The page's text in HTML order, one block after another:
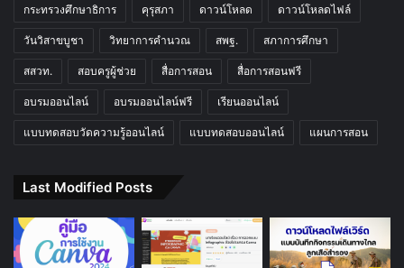
กระทรวงศึกษาธิการ คุรุสภา ดาวน์โหลด ดาวน์โหลดไฟล์
วันวิสาขบูชา วิทยาการคำนวณ สพฐ. สภาการศึกษา
สสวท. สอบครูผู้ช่วย สื่อการสอน สื่อการสอนฟรี
อบรมออนไลน์ อบรมออนไลน์ฟรี เรียนออนไลน์
แบบทดสอบวัดความรู้ออนไลน์ แบบทดสอบออนไลน์ แผนการสอน
Last Modified Posts